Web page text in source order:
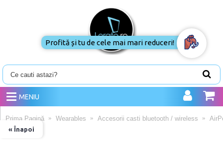
MENIU
« Înapoi
Prima Pagină Wearables Accesorii casti bluetooth / wireless
Profită și tu de cele mai mari reduceri!